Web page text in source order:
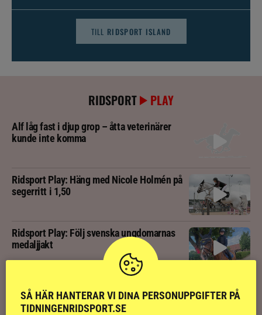
TILL RIDSPORT ISLAND
RIDSPORT PLAY
Alf låg fast i djup grop – åtta veterinärer
kunde inte komma
Ridsport Play: Häng med Nicole Holmén på
segerritt i 1,50
Ridsport Play: Följ svenska ungdomarnas
medaljjakt
Ridsport Play: Hästar flyr brand i panik
SÅ HÄR HANTERAR VI DINA PERSONUPPGIFTER PÅ
TIDNINGENRIDSPORT.SE